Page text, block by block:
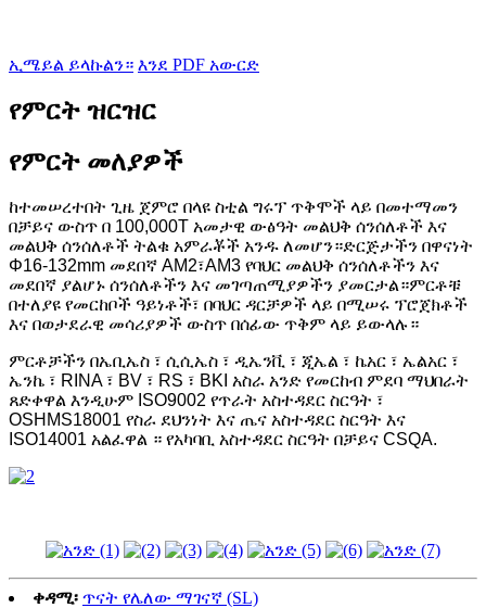
ኢሜይል ይላኩልን። እንደ PDF አውርድ
የምርት ዝርዝር
የምርት መለያዎች
ከተመሠረተበት ጊዜ ጀምሮ በላዩ ስቲል ግሩፕ ጥቅሞች ላይ በመተማመን
በቻይና ውስጥ በ 100,000T አመታዊ ውፅዓት መልህቅ ሰንሰለቶች እና
መልህቅ ሰንሰለቶች ትልቁ አምራቾች አንዱ ለመሆን።ድርጅታችን በዋናነት
Φ16-132mm መደበኛ AM2፣AM3 የባህር መልህቅ ሰንሰለቶችን እና
መደበኛ ያልሆኑ ሰንሰለቶችን እና መገጣጠሚያዎችን ያመርታል።ምርቶቹ
በተለያዩ የመርከቦች ዓይነቶች፣ በባህር ዳርቻዎች ላይ በሚሠሩ ፕሮጀክቶች
እና በወታደራዊ መሳሪያዎች ውስጥ በሰፊው ጥቅም ላይ ይውላሉ።
ምርቶቻችን በኤቢኤስ ፣ ሲሲኤስ ፣ ዲኤንቪ ፣ ጂኤል ፣ ኬአር ፣ ኤልአር ፣
ኤንኬ ፣ RINA ፣ BV ፣ RS ፣ BKI አስራ አንድ የመርከብ ምደባ ማህበራት
ጸድቀዋል እንዲሁም ISO9002 የጥራት አስተዳደር ስርዓት ፣
OSHMS18001 የስራ ደህንነት እና ጤና አስተዳደር ስርዓት እና
ISO14001 አልፈዋል ። የአካባቢ አስተዳደር ስርዓት በቻይና CSQA.
ቀዳሚ፡ ጥናት የሌለው ማገናኛ (SL)